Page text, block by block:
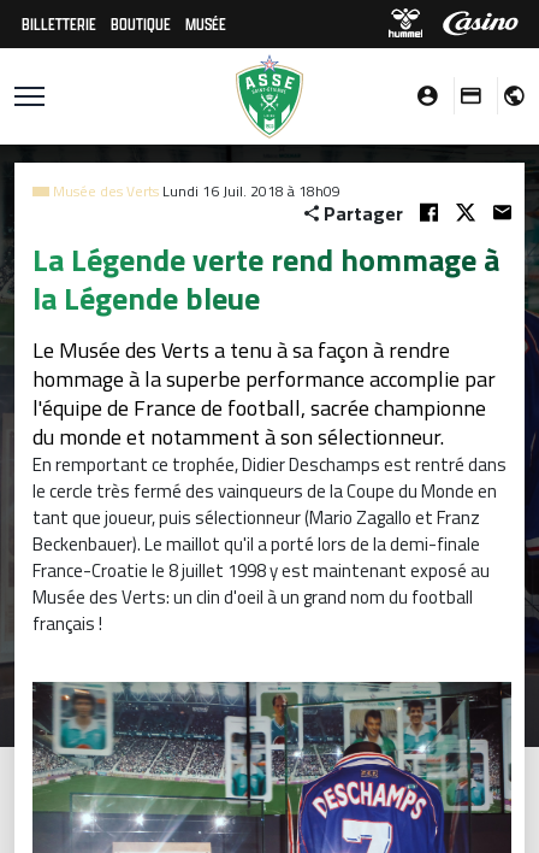
BILLETTERIE BOUTIQUE MUSÉE
Musée des Verts Lundi 16 Juil. 2018 à 18h09
Partager
La Légende verte rend hommage à
la Légende bleue
Le Musée des Verts a tenu à sa façon à rendre
hommage à la superbe performance accomplie par
l'équipe de France de football, sacrée championne
du monde et notamment à son sélectionneur.
En remportant ce trophée, Didier Deschamps est rentré dans
le cercle très fermé des vainqueurs de la Coupe du Monde en
tant que joueur, puis sélectionneur (Mario Zagallo et Franz
Beckenbauer). Le maillot qu'il a porté lors de la demi-finale
France-Croatie le 8 juillet 1998 y est maintenant exposé au
Musée des Verts: un clin d'oeil à un grand nom du football
français !